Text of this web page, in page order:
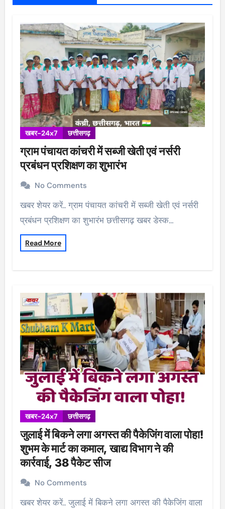
खबर-24x7 छत्तीसगढ़
ग्राम पंचायत कांचरी में सब्जी खेती एवं नर्सरी
प्रबंधन प्रशिक्षण का शुभारंभ
No Comments
खबर शेयर करें.. ग्राम पंचायत कांचरी में सब्जी खेती एवं नर्सरी
प्रबंधन प्रशिक्षण का शुभारंभ छत्तीसगढ़ खबर डेस्क…
Read More
खबर-24x7 छत्तीसगढ़
जुलाई में बिकने लगा अगस्त की पैकेजिंग वाला पोहा!
शुभम के मार्ट का कमाल, खाद्य विभाग ने की
कार्रवाई, 38 पैकेट सीज
No Comments
खबर शेयर करें.. जुलाई में बिकने लगा अगस्त की पैकेजिंग वाला